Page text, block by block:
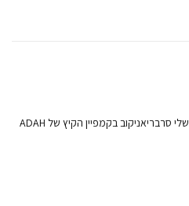
שלי סרבריאניקוב בקמפיין הקיץ של ADAH